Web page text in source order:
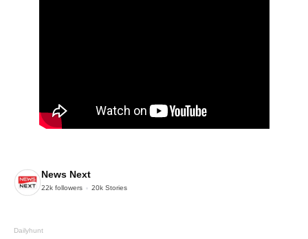
News Next
22k followers 20k Stories
Dailyhunt